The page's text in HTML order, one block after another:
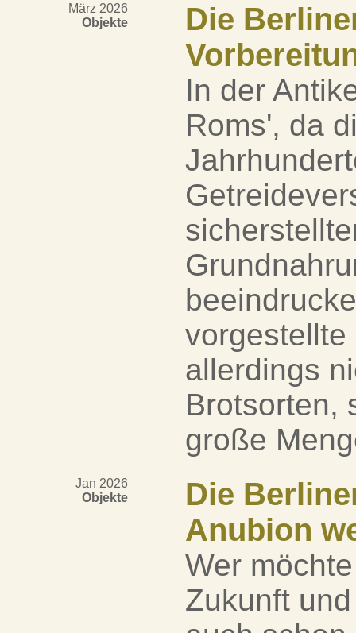
März 2026
Objekte
Die
In der
Roms', da
vorgestellte
allerdings
Brotsorten,
große
Jan 2026
Objekte
Die
Anubion
Wer
Zukunft